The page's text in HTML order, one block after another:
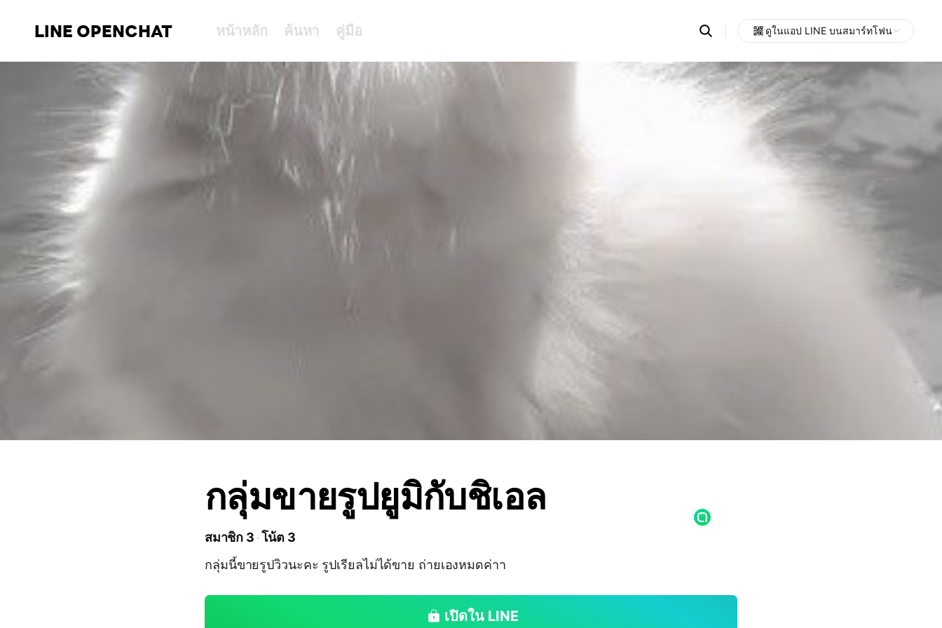
LINE OPENCHAT หน้าหลัก ค้นหา คู่มือ Search
OpenChats
messages
search
area
ดูในแอป LINE บนสมาร์ทโฟน
กลุ่มขายรูปยูมิกับชิเอล
สมาชิก 3 โน้ต 3
กลุ่มนี้ขายรูปวิวนะคะ รูปเรียลไม่ได้ขาย ถ่ายเองหมดค่าา
เปิดใน LINE